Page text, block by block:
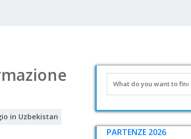
in Uzbekistan
PARTENZE 2026